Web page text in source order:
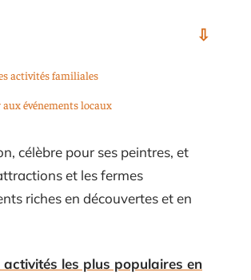
activités familiales
événements locaux
célèbre pour ses peintres, et
et les fermes
riches en découvertes et en
les plus populaires en